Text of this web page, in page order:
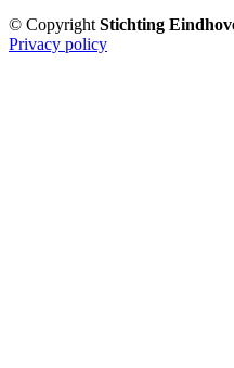
© CopyrightStichting
Privacy policy